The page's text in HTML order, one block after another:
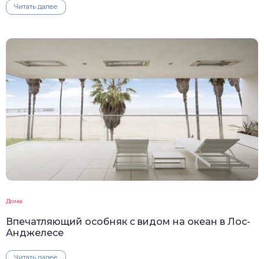
Читать далее
Дома
Впечатляющий особняк с видом на океан в Лос-
Анджелесе
Читать далее